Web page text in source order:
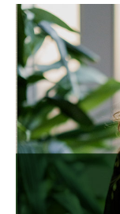
Allianz
lança
super
app
com
novos
seguros
e
funcionalidades